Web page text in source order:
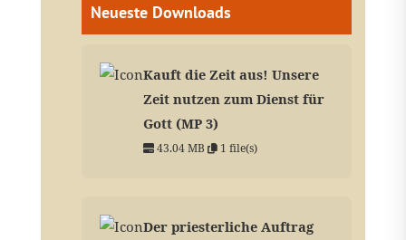
Neueste Downloads
Kauft die Zeit aus! Unsere
Zeit nutzen zum Dienst für
Gott (MP 3)
43.04 MB 1 file(s)
Der priesterliche Auftrag